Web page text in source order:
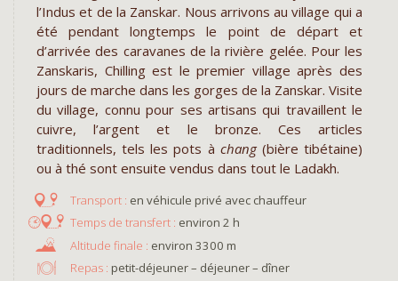
l’Indus et de la Zanskar. Nous arrivons au village qui a
été pendant longtemps le point de départ et
d’arrivée des caravanes de la rivière gelée. Pour les
Zanskaris, Chilling est le premier village après des
jours de marche dans les gorges de la Zanskar. Visite
du village, connu pour ses artisans qui travaillent le
cuivre, l’argent et le bronze. Ces articles
traditionnels, tels les pots à chang(bière tibétaine)
ou à thé sont ensuite vendus dans tout le Ladakh.
en véhicule privé avec chauffeur
environ 2 h
environ 3300 m
Repas : petit-déjeuner – déjeuner – dîner